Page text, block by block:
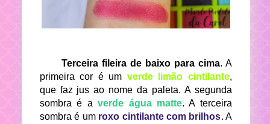
Terceira fileira de baixo para cima. A
primeira cor é um verde limão cintilante,
que faz jus ao nome da paleta. A segunda
sombra é a verde água matte. A terceira
sombra é um roxo cintilante com brilhos. A